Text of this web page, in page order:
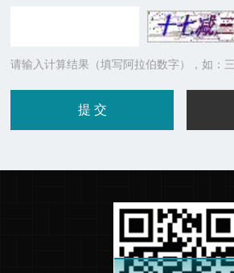
请输入计算结果（填写阿拉伯数字），如：